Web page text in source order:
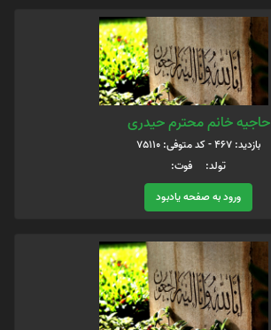
حاجیه خانم محترم حیدری
بازدید: 467 - کد متوفی: 75110
تولد: فوت:
ورود به صفحه یادبود